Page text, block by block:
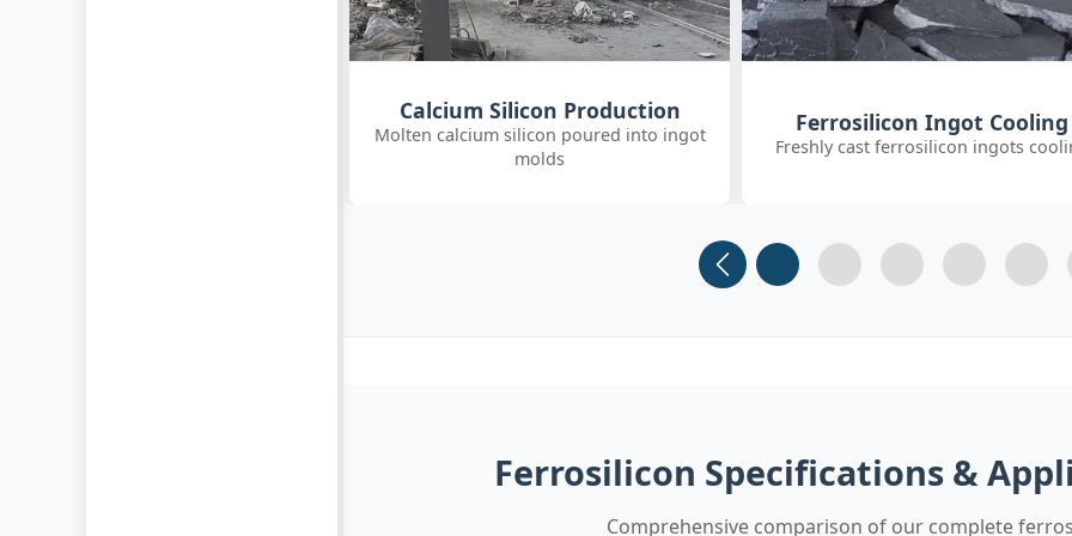
Ferrosilicon Ingot Cooling
Freshly cast ferrosilicon ingots cooling
Customer Quality Check
International clients inspecting FeSi
inoculant
Slide 1 Slide 2 (current)
Slide 3 Slide 4 Slide 5
Ferrosilicon Specifications &
Comprehensive comparison of our complete